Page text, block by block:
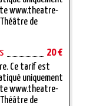
www.theatre-
de
20 €
Ce tarif est
uniquement
www.theatre-
de